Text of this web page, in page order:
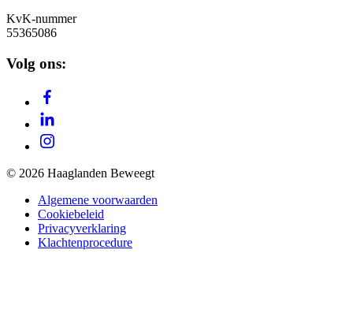
KvK-nummer
55365086
Volg ons:
© 2026 Haaglanden Beweegt
Algemene voorwaarden
Cookiebeleid
Privacyverklaring
Klachtenprocedure